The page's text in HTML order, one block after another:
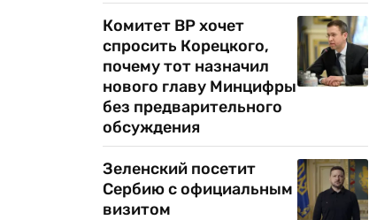
Комитет ВР хочет
спросить Корецкого,
почему тот назначил
нового главу Минцифры
без предварительного
обсуждения
Зеленский посетит
Сербию с официальным
визитом